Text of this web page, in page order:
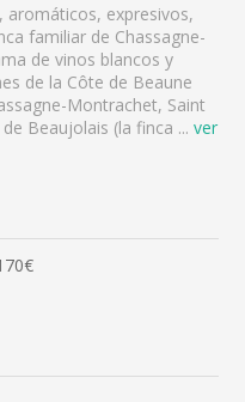
aromáticos, expresivos,
familiar de Chassagne-
de vinos blancos y
de la Côte de Beaune
Montrachet, Saint
Beaujolais (la finca ... ver
€